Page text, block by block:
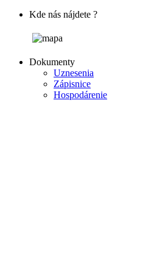
Kde nás nájdete ?
Dokumenty
Uznesenia
Zápisnice
Hospodárenie